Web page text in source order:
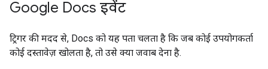
Google Docs इवेंट
ट्रिगर की मदद से, Docs को यह पता चलता है कि जब कोई उपयोगकर्ता
कोई दस्तावेज़ खोलता है, तो उसे क्या जवाब देना है.